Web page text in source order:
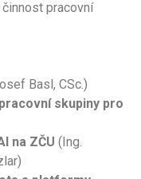
pracovní
Basl, CSc.)
skupiny pro
na ZČU (Ing.